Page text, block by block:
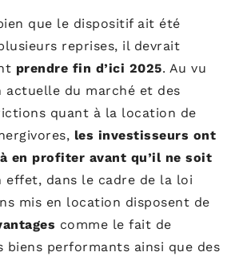
que le dispositif ait été
reprises, il devrait
prendre fin d’ici 2025. Au vu
actuelle du marché et des
quant à la location de
les investisseurs ont
en profiter avant qu’il ne soit
effet, dans le cadre de la loi
mis en location disposent de
comme le fait de
biens performants ainsi que des